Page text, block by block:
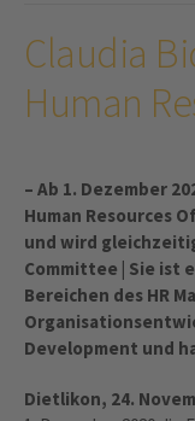
Claudia
Human
– Ab 1. Dezember
Human Resources
und wird
Committee | Sie ist
Bereichen des HR
Development und
Dietlikon, 24.